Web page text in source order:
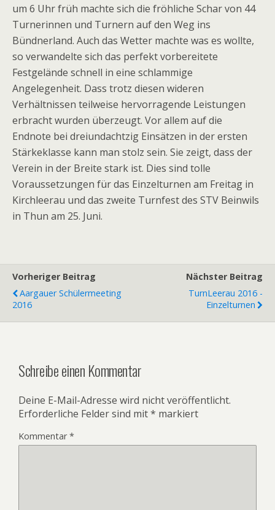
um 6 Uhr früh machte sich die fröhliche Schar von 44
Turnerinnen und Turnern auf den Weg ins
Bündnerland. Auch das Wetter machte was es wollte,
so verwandelte sich das perfekt vorbereitete
Festgelände schnell in eine schlammige
Angelegenheit. Dass trotz diesen wideren
Verhältnissen teilweise hervorragende Leistungen
erbracht wurden überzeugt. Vor allem auf die
Endnote bei dreiundachtzig Einsätzen in der ersten
Stärkeklasse kann man stolz sein. Sie zeigt, dass der
Verein in der Breite stark ist. Dies sind tolle
Voraussetzungen für das Einzelturnen am Freitag in
Kirchleerau und das zweite Turnfest des STV Beinwils
in Thun am 25. Juni.
Vorheriger Beitrag
Aargauer Schülermeeting
2016
Nächster Beitrag
TurnLeerau 2016 -
Einzelturnen
Schreibe einen Kommentar
Deine E-Mail-Adresse wird nicht veröffentlicht.
Erforderliche Felder sind mit* markiert
Kommentar*